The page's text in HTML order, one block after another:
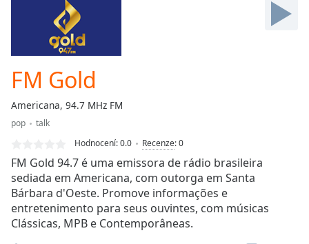
Mute
Current
Time 0:00
Loaded:
Stream
TypeLIVE
Seek to
currently
behind
FM Gold
Americana, 94.7 MHz FM
pop
talk
Hodnocení:0.0 Recenze:0
FM Gold 94.7 é uma emissora de rádio brasileira
sediada em Americana, com outorga em Santa
Bárbara d'Oeste. Promove informações e
entretenimento para seus ouvintes, com músicas
Clássicas, MPB e Contemporâneas.